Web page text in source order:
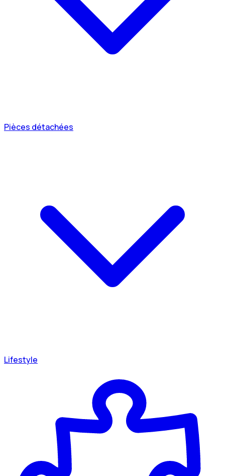
Pièces détachées
Lifestyle